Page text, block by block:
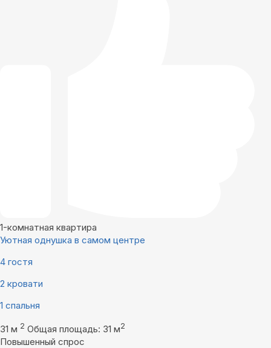
1-комнатная квартира
Уютная однушка в самом центре
4 гостя
2 кровати
1 спальня
31 м 2 Общая площадь: 31 м2
Повышенный спрос